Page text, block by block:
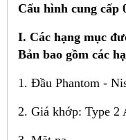
Cấu hình cung cấp
I. Các hạng mục
Bản bao gồm các
1. Đầu Phantom -
2. Giá khớp: Type 2